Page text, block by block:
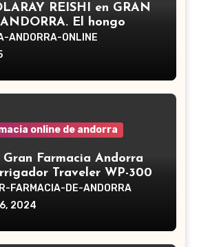
REISHI en GRAN
El hongo
nombre científico es
es un hongo
tradicional asiática
ANDORRA-ONLINE
online de andorra
Gran Farmacia Andorra
Traveler WP-300
FARMACIA-DE-ANDORRA
2024